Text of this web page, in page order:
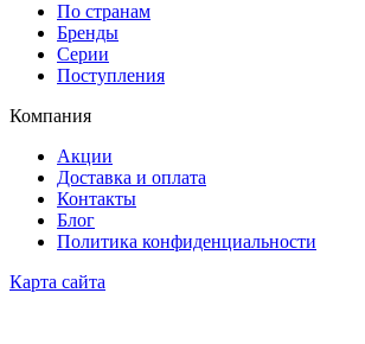
По странам
Бренды
Серии
Поступления
Компания
Акции
Доставка и оплата
Контакты
Блог
Политика конфиденциальности
Карта сайта